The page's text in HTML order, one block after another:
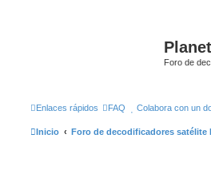
Foro de
Enlaces rápidos FAQ Colabora con un
Inicio Foro de decodificadores satélite